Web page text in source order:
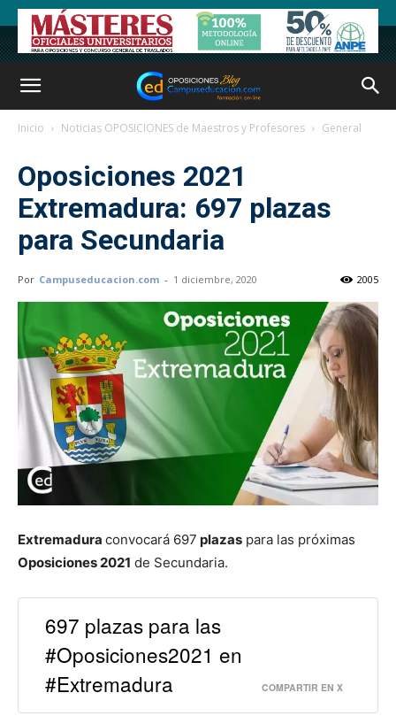
Inicio Noticias OPOSICIONES de Maestros y Profesores General
Oposiciones 2021
Extremadura: 697 plazas
para Secundaria
Por Campuseducacion.com - 1 diciembre, 2020 2005
Extremadura convocará 697 plazas para las próximas
Oposiciones 2021 de Secundaria.
697 plazas para las
#Oposiciones2021 en
#Extremadura
COMPARTIR EN X